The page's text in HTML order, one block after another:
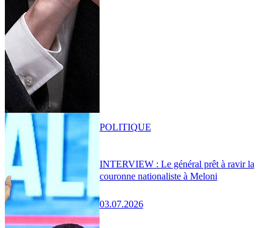
INTERVIEW : Le général prêt à ravir la
couronne nationaliste à Meloni
03.07.2026
POLITIQUE